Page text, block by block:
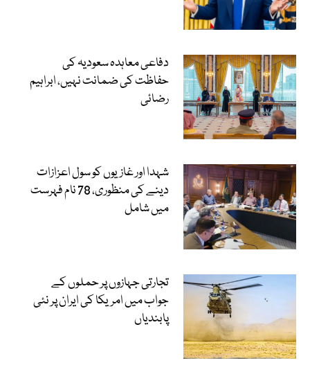
دفاعی معاہدہ سعودیہ کی
حفاظت کی ضمانت نہیں، ابراہیم
رضائی
شہدا اور غازیوں کو سول اعزازات
دینے کی منظوری، 78 نام فہرست
میں شامل
تجارتی جہازوں پر حملوں کے
جواب میں امریکا کی ایران پر نئی
پابندیاں